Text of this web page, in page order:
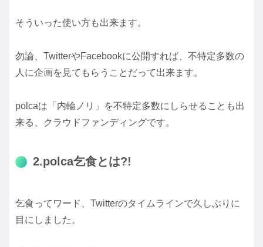
そういった使い方も出来ます。
勿論、TwitterやFacebookに公開すれば、不特定多数の
人に企画を見てもらうことだって出来ます。
polcaは「内輪ノリ」を不特定多数にしらせることも出
来る、クラウドファンディングです。
2.polca乞食とは?!
乞食ってワード、Twitterのタイムラインで久しぶりに
目にしました。